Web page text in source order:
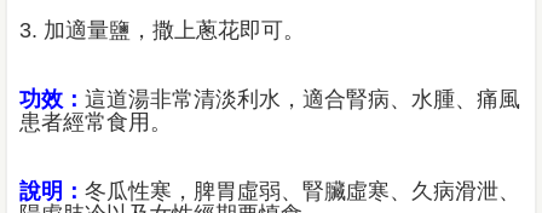
3. 加適量鹽，撒上蔥花即可。
功效： 這道湯非常清淡利水，適合腎病、水腫、痛風
患者經常食用。
說明： 冬瓜性寒，脾胃虛弱、腎臟虛寒、久病滑泄、